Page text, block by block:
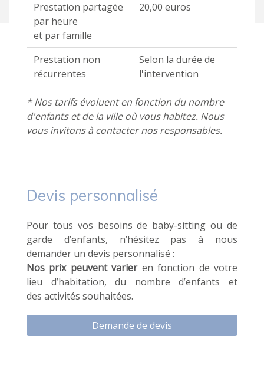
Prestation partagée
par heure
et par famille
20,00 euros
Prestation non
récurrentes
Selon la durée de
l'intervention
* Nos tarifs évoluent en fonction du nombre
d'enfants et de la ville où vous habitez. Nous
vous invitons à contacter nos responsables.
Devis personnalisé
Pour tous vos besoins de baby-sitting ou de
garde d’enfants, n’hésitez pas à nous
demander un devis personnalisé :
Nos prix peuvent varieren fonction de votre
lieu d’habitation, du nombre d’enfants et
des activités souhaitées.
Demande de devis